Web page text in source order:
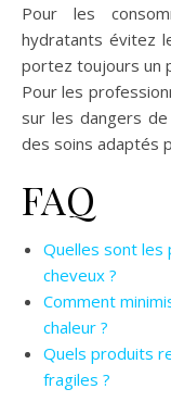
Pour les
hydratants évitez
portez toujours un
Pour les
sur les dangers
des soins adaptés
FAQ
Quelles sont les
cheveux ?
Comment
chaleur ?
Quels produits
fragiles ?